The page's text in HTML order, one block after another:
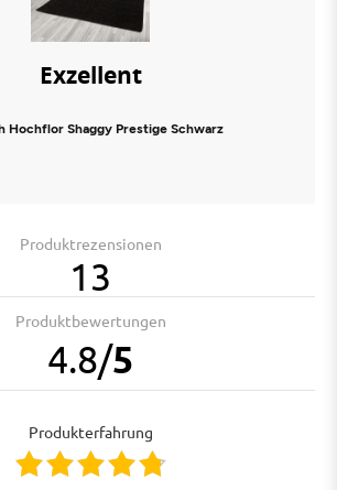
Exzellent
Hochflor Shaggy Prestige Schwarz
Produktrezensionen
13
Produktbewertungen
4.8/5
Produkterfahrung